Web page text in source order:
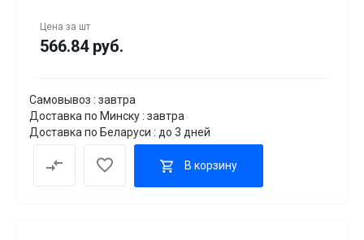
Цена за шт
566.84 руб.
Самовывоз : завтра
Доставка по Минску : завтра
Доставка по Беларуси : до 3 дней
В корзину